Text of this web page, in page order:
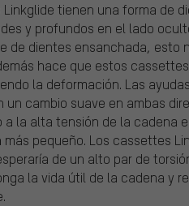
tienen una forma de
y profundos en el lado
de dientes ensanchada, esto
hace que estos
la deformación. Las
un cambio suave en ambas
a la alta tensión de la
pequeño. Los cassettes
de un alto par de
la vida útil de la cadena y